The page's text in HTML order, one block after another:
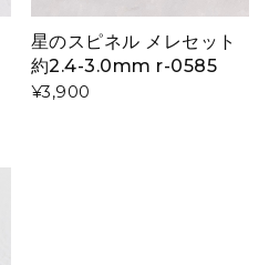
星のスピネル メレセット
約2.4-3.0mm r-0585
¥3,900